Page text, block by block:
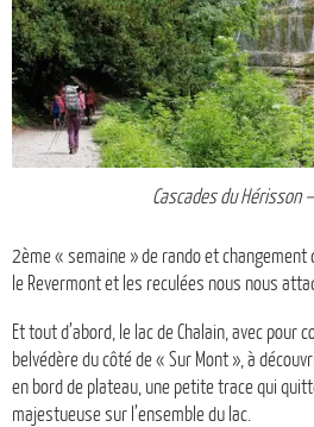
Cascades du Hérisson
2ème « semaine » de rando et changement
le Revermont et les reculées nous nous
Et tout d’abord, le lac de Chalain, avec pour
belvédère du côté de « Sur Mont », à
en bord de plateau, une petite trace qui
majestueuse sur l’ensemble du lac.